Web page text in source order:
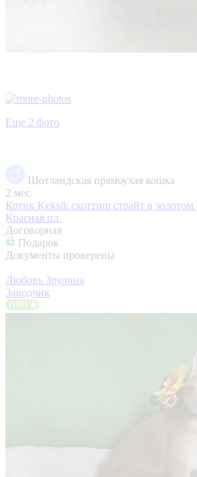
Еще 2 фото
Шотландская прямоухая кошка
2 мес.
Котик Keksik скоттиш страйт в золотом
Красная пл.
Договорная
Подарок
Документы проверены
Любовь Зрулина
Заводчик